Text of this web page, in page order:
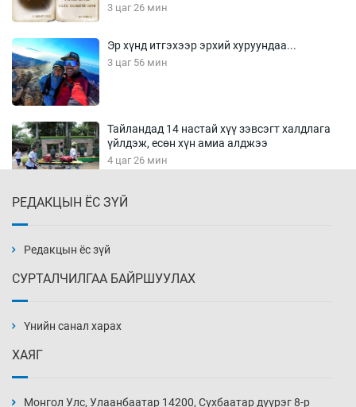
3 цаг 26 мин
Эр хүнд итгэхээр эрхий хуруундаа...
3 цаг 56 мин
Тайландад 14 настай хүү зэвсэгт халдлага
үйлдэж, есөн хүн амиа алджээ
4 цаг 26 мин
5 цаг 26 мин
РЕДАКЦЫН ЁС ЗҮЙ
Редакцын ёс зүй
СУРТАЛЧИЛГАА БАЙРШУУЛАХ
Үнийн санал харах
ХАЯГ
Монгол Улс, Улаанбаатар 14200, Сүхбаатар дүүрэг 8-р